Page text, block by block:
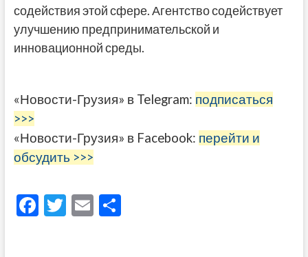
содействия этой сфере. Агентство содействует
улучшению предпринимательской и
инновационной среды.
«Новости-Грузия» в Telegram: подписаться
>>>
«Новости-Грузия» в Facebook: перейти и
обсудить >>>
F T E О